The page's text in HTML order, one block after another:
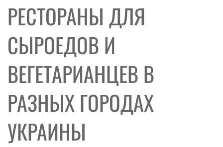
РЕСТОРАНЫ ДЛЯ
СЫРОЕДОВ И
ВЕГЕТАРИАНЦЕВ В
РАЗНЫХ ГОРОДАХ
УКРАИНЫ